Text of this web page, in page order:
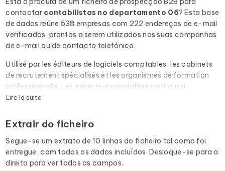
contactar contabilistas no departamento 06? Esta base
de dados reúne 538 empresas com 222 endereços de e-mail
verificados, prontos a serem utilizados nas suas campanhas
de e-mail ou de contacto telefónico.
Utilisé par les éditeurs de logiciels comptables, les cabinets
de recrutement spécialisés et les organismes de formation
professionnelle. Les experts-comptables sont aussi
prescripteurs auprès de leurs clients TPE/PME.
automática através do Cleanmylist.email antes de ser
incluído. Os endereços inválidos, as caixas de correio cheias
e os domínios expirados são removidos. Resultado: uma
baixa taxa de rejeição e campanhas que chegam à caixa de
Lire la suite
Extrair do ficheiro
Segue-se um extrato de 10 linhas do ficheiro tal como foi
entregue, com todos os dados incluídos. Desloque-se para a
direita para ver todos os campos.